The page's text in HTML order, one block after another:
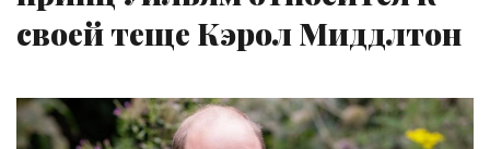
своей теще Кэрол Миддлтон